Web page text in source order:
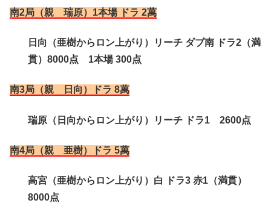
南2局（親 瑞原）1本場 ドラ 2萬
日向（亜樹からロン上がり）リーチ ダブ南 ドラ2（満
貫）8000点 1本場 300点
南3局（親 日向）ドラ 8萬
瑞原（日向からロン上がり）リーチ ドラ1 2600点
南4局（親 亜樹）ドラ 5萬
高宮（亜樹からロン上がり）白 ドラ3 赤1（満貫）
8000点